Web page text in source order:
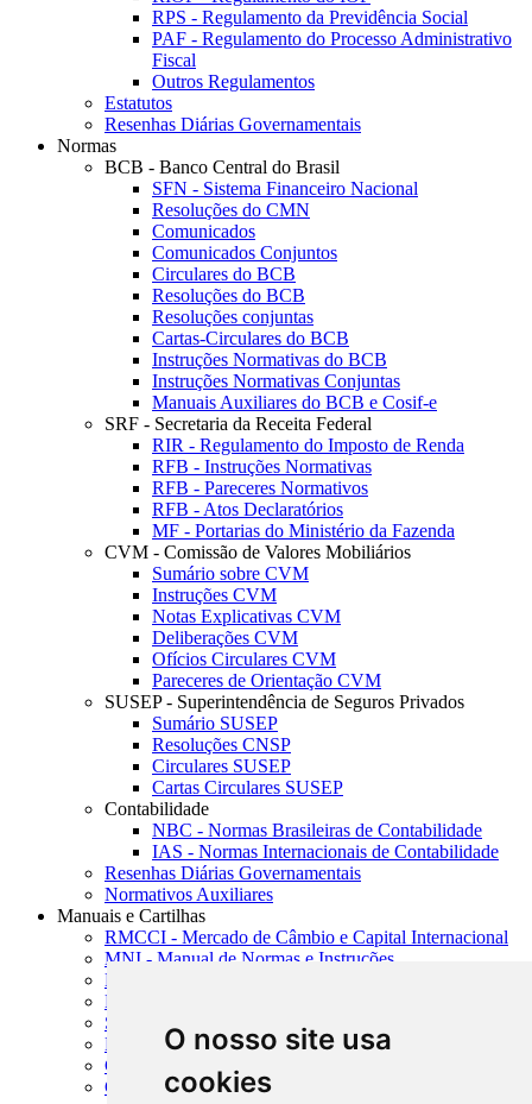
O nosso site usa
cookies
RPS - Regulamento da Previdência Social
PAF - Regulamento do Processo Administrativo
Fiscal
Outros Regulamentos
Estatutos
Resenhas Diárias Governamentais
Normas
BCB - Banco Central do Brasil
SFN - Sistema Financeiro Nacional
Resoluções do CMN
Comunicados
Comunicados Conjuntos
Circulares do BCB
Resoluções do BCB
Resoluções conjuntas
Cartas-Circulares do BCB
Instruções Normativas do BCB
Instruções Normativas Conjuntas
Manuais Auxiliares do BCB e Cosif-e
SRF - Secretaria da Receita Federal
RIR - Regulamento do Imposto de Renda
RFB - Instruções Normativas
RFB - Pareceres Normativos
RFB - Atos Declaratórios
MF - Portarias do Ministério da Fazenda
CVM - Comissão de Valores Mobiliários
Sumário sobre CVM
Instruções CVM
Notas Explicativas CVM
Deliberações CVM
Ofícios Circulares CVM
Pareceres de Orientação CVM
SUSEP - Superintendência de Seguros Privados
Sumário SUSEP
Resoluções CNSP
Circulares SUSEP
Cartas Circulares SUSEP
Contabilidade
NBC - Normas Brasileiras de Contabilidade
IAS - Normas Internacionais de Contabilidade
Resenhas Diárias Governamentais
Normativos Auxiliares
Manuais e Cartilhas
RMCCI - Mercado de Câmbio e Capital Internacional
MNI - Manual de Normas e Instruções
MTVM - Manual de Títulos e Valores Mobiliários
MCR - Manual de Crédito Rural
SISORF - Manual de Organização do SFN
MASUP - Manual de Supervisão Bancária
CADOC - Catálogo de Documentos
CNAE-CONCLA - Classificação Nacional de